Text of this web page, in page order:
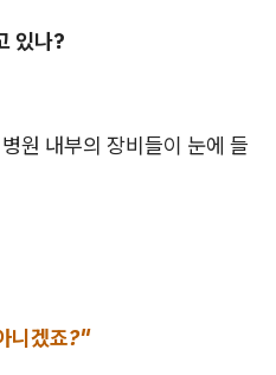
있나?
원 내부의 장비들이 눈에 들
니겠죠?"